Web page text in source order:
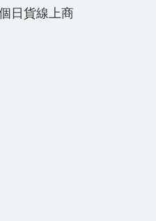
日貨線上商